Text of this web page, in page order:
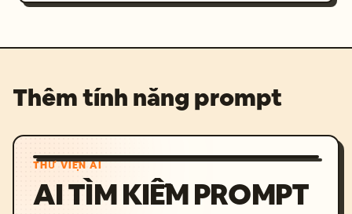
Thêm tính năng prompt
THƯ VIỆN AI
AI TÌM KIẾM PROMPT